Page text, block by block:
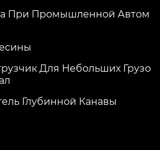
При Промышленной Автом
Для Небольших Грузо
Глубинной Канавы